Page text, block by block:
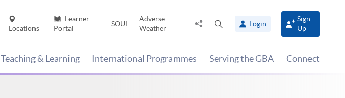
Locations
Learner
Portal
SOUL
Adverse
Weather
Share
panel
Login
Sign
Up
Teaching & Learning International Programmes Serving the GBA Connect